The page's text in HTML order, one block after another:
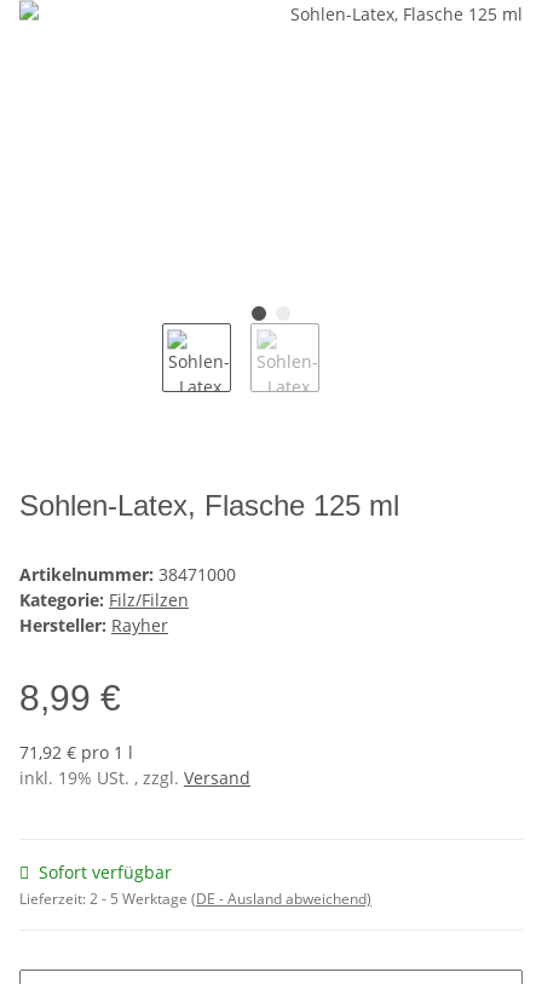
Sohlen-Latex, Flasche 125 ml
Artikelnummer: 38471000
Kategorie: Filz/Filzen
Hersteller: Rayher
8,99 €
71,92 € pro 1 l
inkl. 19% USt. , zzgl. Versand
Sofort verfügbar
Lieferzeit:2 - 5 Werktage (DE - Ausland abweichend)